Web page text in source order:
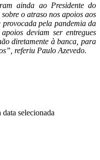
ainda ao Presidente do
o atraso nos apoios aos
pela pandemia da
deviam ser entregues
diretamente à banca, para
referiu Paulo Azevedo.
selecionada